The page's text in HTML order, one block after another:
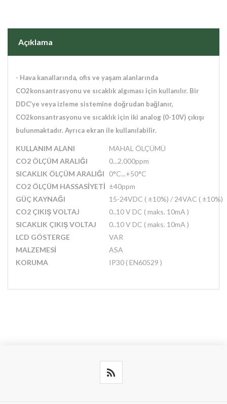
Açıklama
- Hava kanallarında, ofis ve yaşam alanlarında
CO2konsantrasyonu ve sıcaklık algıması için kullanılır. Bir
DDC’ye veya izleme sistemine doğrudan bağlanır,
CO2konsantrasyonu ve sıcaklık için iki analog (0-10V) çıkışı
bulunmaktadır. Ayrıca ekran ile kullanılabilir.
KULLANIM ALANI
MAHAL ÖLÇÜMÜ
CO2 ÖLÇÜM ARALIĞI
0...2.000ppm
SICAKLIK ÖLÇÜM ARALIĞI
0°C...+50°C
CO2 ÖLÇÜM HASSASİYETİ ±40ppm
GÜÇ KAYNAĞI
15-24VDC ( ±10%) / 24VAC ( ±10%)
CO2 ÇIKIŞ VOLTAJ
0..10 V DC ( maks. 10mA )
SICAKLIK ÇIKIŞ VOLTAJ
0..10 V DC ( maks. 10mA )
LCD GÖSTERGE
VAR
MALZEMESİ
ASA
KORUMA
IP30 ( EN60529 )